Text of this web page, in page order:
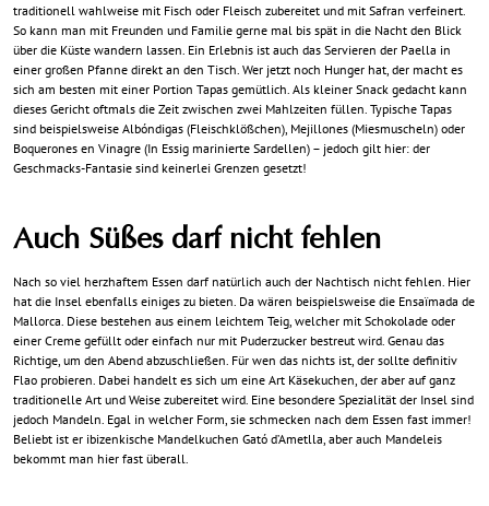
traditionell wahlweise mit Fisch oder Fleisch zubereitet und mit Safran verfeinert.
So kann man mit Freunden und Familie gerne mal bis spät in die Nacht den Blick
über die Küste wandern lassen. Ein Erlebnis ist auch das Servieren der Paella in
einer großen Pfanne direkt an den Tisch. Wer jetzt noch Hunger hat, der macht es
sich am besten mit einer Portion Tapas gemütlich. Als kleiner Snack gedacht kann
dieses Gericht oftmals die Zeit zwischen zwei Mahlzeiten füllen. Typische Tapas
sind beispielsweise Albóndigas (Fleischklößchen), Mejillones (Miesmuscheln) oder
Boquerones en Vinagre (In Essig marinierte Sardellen) – jedoch gilt hier: der
Geschmacks-Fantasie sind keinerlei Grenzen gesetzt!
Auch Süßes darf nicht fehlen
Nach so viel herzhaftem Essen darf natürlich auch der Nachtisch nicht fehlen. Hier
hat die Insel ebenfalls einiges zu bieten. Da wären beispielsweise die Ensaïmada de
Mallorca. Diese bestehen aus einem leichtem Teig, welcher mit Schokolade oder
einer Creme gefüllt oder einfach nur mit Puderzucker bestreut wird. Genau das
Richtige, um den Abend abzuschließen. Für wen das nichts ist, der sollte definitiv
Flao probieren. Dabei handelt es sich um eine Art Käsekuchen, der aber auf ganz
traditionelle Art und Weise zubereitet wird. Eine besondere Spezialität der Insel sind
jedoch Mandeln. Egal in welcher Form, sie schmecken nach dem Essen fast immer!
Beliebt ist er ibizenkische Mandelkuchen Gató d’Ametlla, aber auch Mandeleis
bekommt man hier fast überall.